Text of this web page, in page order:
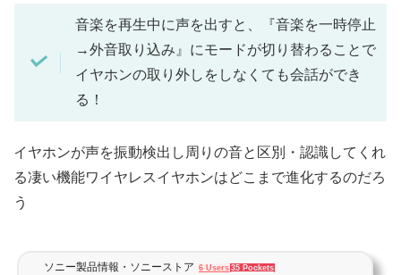
音楽を再生中に声を出すと、『音楽を一時停止
→外音取り込み』にモードが切り替わることで
イヤホンの取り外しをしなくても会話ができ
る！
イヤホンが声を振動検出し周りの音と区別・認識してくれ
る凄い機能ワイヤレスイヤホンはどこまで進化するのだろ
う
ソニー製品情報・ソニーストア 6 Users 35 Pockets